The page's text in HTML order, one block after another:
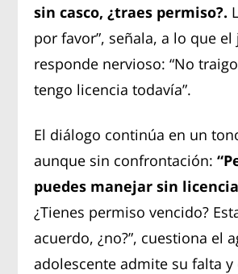
sin casco, ¿traes permiso?.
por favor”, señala, a lo que el
responde nervioso: “No
tengo licencia todavía”.
El diálogo continúa en un
aunque sin confrontación:
puedes manejar sin
¿Tienes permiso vencido?
acuerdo, ¿no?”, cuestiona el
adolescente admite su falta y